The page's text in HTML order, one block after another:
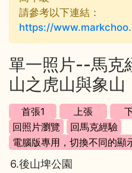
請參考以下連結：
https://
單一照片--馬克
山之虎山與象山
6.後山埤公園